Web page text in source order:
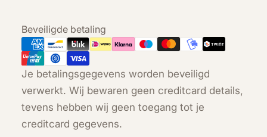
Beveiligde betaling
Betaalmethoden
Je betalingsgegevens worden beveiligd
verwerkt. Wij bewaren geen creditcard details,
tevens hebben wij geen toegang tot je
creditcard gegevens.